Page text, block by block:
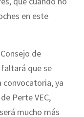
en este
de
que se
convocatoria, ya
Perte VEC,
mucho más